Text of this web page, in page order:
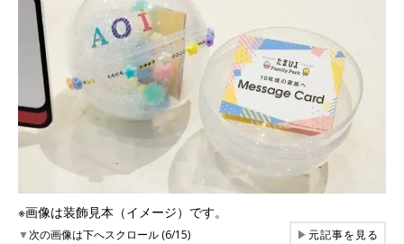
※画像は装飾見本（イメージ）です。
▼次の画像は下へスクロール (6/15) ▶元記事を見る